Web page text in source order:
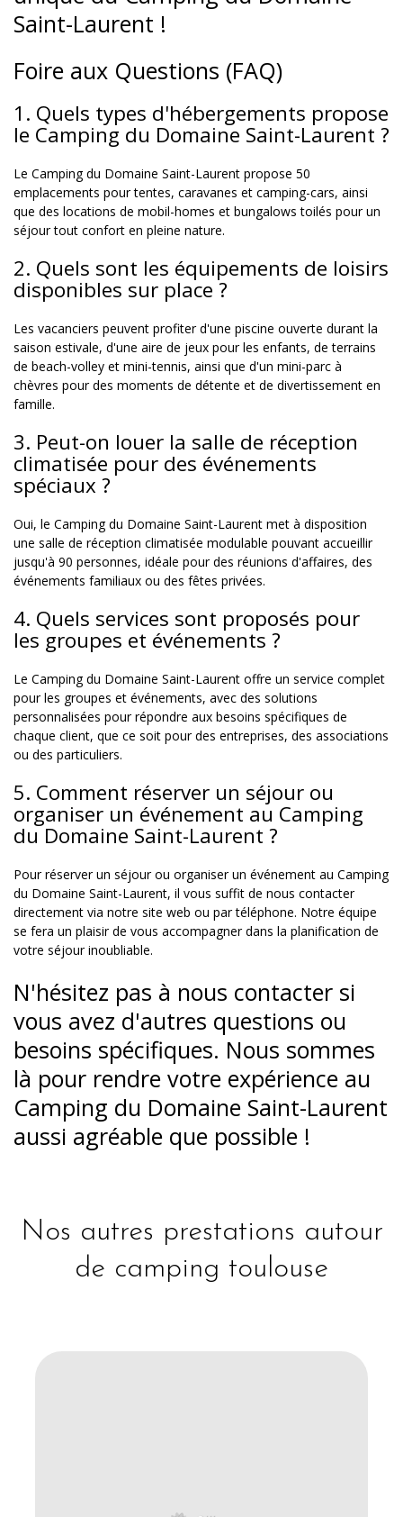
Saint-Laurent !
Foire aux Questions (FAQ)
1. Quels types d'hébergements propose
le Camping du Domaine Saint-Laurent ?
Le Camping du Domaine Saint-Laurent propose 50
emplacements pour tentes, caravanes et camping-cars, ainsi
que des locations de mobil-homes et bungalows toilés pour un
séjour tout confort en pleine nature.
2. Quels sont les équipements de loisirs
disponibles sur place ?
Les vacanciers peuvent profiter d'une piscine ouverte durant la
saison estivale, d'une aire de jeux pour les enfants, de terrains
de beach-volley et mini-tennis, ainsi que d'un mini-parc à
chèvres pour des moments de détente et de divertissement en
famille.
3. Peut-on louer la salle de réception
climatisée pour des événements
spéciaux ?
Oui, le Camping du Domaine Saint-Laurent met à disposition
une salle de réception climatisée modulable pouvant accueillir
jusqu'à 90 personnes, idéale pour des réunions d'affaires, des
événements familiaux ou des fêtes privées.
4. Quels services sont proposés pour
les groupes et événements ?
Le Camping du Domaine Saint-Laurent offre un service complet
pour les groupes et événements, avec des solutions
personnalisées pour répondre aux besoins spécifiques de
chaque client, que ce soit pour des entreprises, des associations
ou des particuliers.
5. Comment réserver un séjour ou
organiser un événement au Camping
du Domaine Saint-Laurent ?
Pour réserver un séjour ou organiser un événement au Camping
du Domaine Saint-Laurent, il vous suffit de nous contacter
directement via notre site web ou par téléphone. Notre équipe
se fera un plaisir de vous accompagner dans la planification de
votre séjour inoubliable.
N'hésitez pas à nous contacter si
vous avez d'autres questions ou
besoins spécifiques. Nous sommes
là pour rendre votre expérience au
Camping du Domaine Saint-Laurent
aussi agréable que possible !
Nos autres prestations autour
de camping toulouse